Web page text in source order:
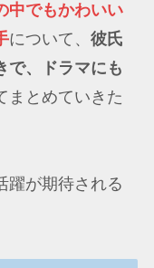
中でもかわいい
について、 彼氏
で、ドラマにも
まとめていきた
躍が期待される